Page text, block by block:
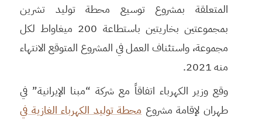
المتعلقة بمشروع توسيع محطة توليد تشرين
بمجموعتين بخاريتين باستطاعة 200 ميغاواط لكل
مجموعة، واستئناف العمل في المشروع المتوقع الانتهاء
منه 2021.
وقع وزير الكهرباء اتفاقاً مع شركة “مبنا الإيرانية” في
طهران لإقامة مشروع محطة توليد الكهرباء الغازية في